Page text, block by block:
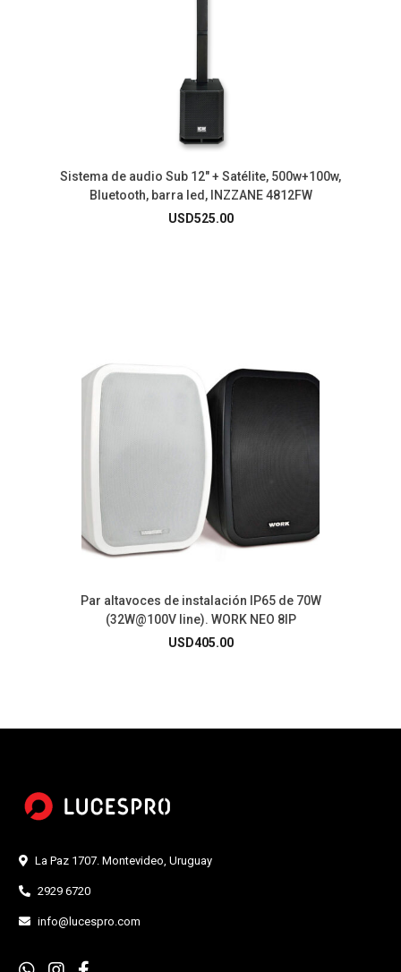
Sistema de audio Sub 12″ + Satélite, 500w+100w,
Bluetooth, barra led, INZZANE 4812FW
USD525.00
Par altavoces de instalación IP65 de 70W
(32W@100V line). WORK NEO 8IP
USD405.00
La Paz 1707. Montevideo, Uruguay
2929 6720
info@lucespro.com